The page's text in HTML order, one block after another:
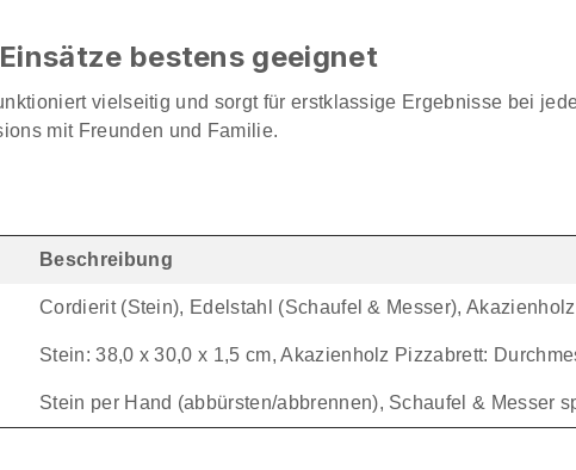
bestens geeignet
vielseitig und sorgt für erstklassige Ergebnisse bei
mit Freunden und Familie.
Beschreibung
Cordierit (Stein), Edelstahl (Schaufel & Messer),
Stein: 38,0 x 30,0 x 1,5 cm, Akazienholz Pizzabrett:
Stein per Hand (abbürsten/abbrennen), Schaufel & Messer